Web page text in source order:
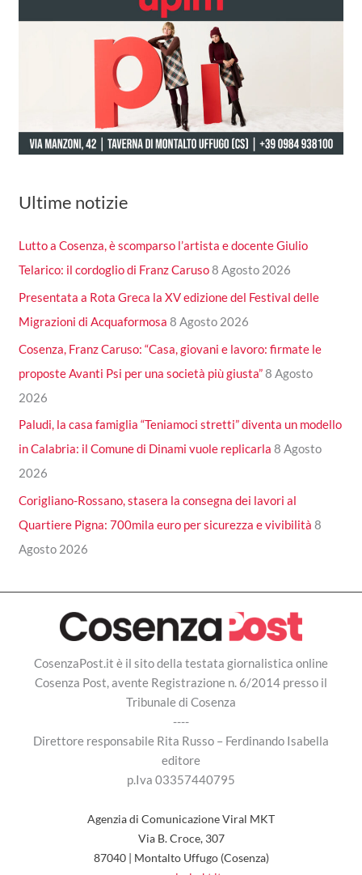
Ultime notizie
Lutto a Cosenza, è scomparso l’artista e docente Giulio
Telarico: il cordoglio di Franz Caruso8 Agosto 2026
Presentata a Rota Greca la XV edizione del Festival delle
Migrazioni di Acquaformosa 8 Agosto 2026
Cosenza, Franz Caruso: “Casa, giovani e lavoro: firmate le
proposte Avanti Psi per una società più giusta”8 Agosto
2026
Paludi, la casa famiglia “Teniamoci stretti” diventa un modello
in Calabria: il Comune di Dinami vuole replicarla 8 Agosto
2026
Corigliano-Rossano, stasera la consegna dei lavori al
Quartiere Pigna: 700mila euro per sicurezza e vivibilità 8
Agosto 2026
CosenzaPost.it è il sito della testata giornalistica online
Cosenza Post, avente Registrazione n. 6/2014 presso il
Tribunale di Cosenza
----
Direttore responsabile Rita Russo – Ferdinando Isabella
editore
p.Iva 03357440795
Agenzia di Comunicazione Viral MKT
Via B. Croce, 307
87040 | Montalto Uffugo (Cosenza)